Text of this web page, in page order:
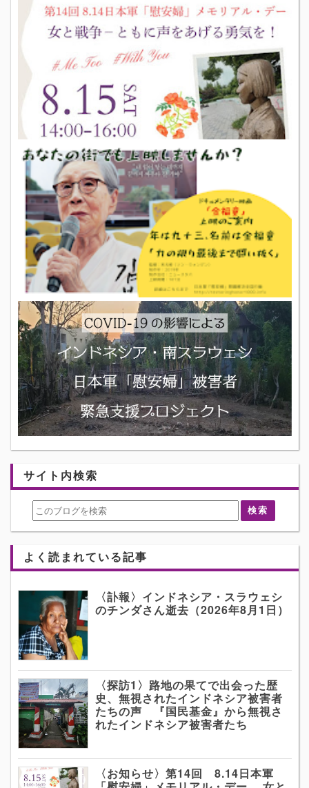
サイト内検索
よく読まれている記事
〈訃報〉インドネシア・スラウェシ
のチンダさん逝去（2026年8月1日）
〈探訪1〉路地の果てで出会った歴
史、無視されたインドネシア被害者
たちの声 『国民基金』から無視さ
れたインドネシア被害者たち
〈お知らせ〉第14回 8.14日本軍